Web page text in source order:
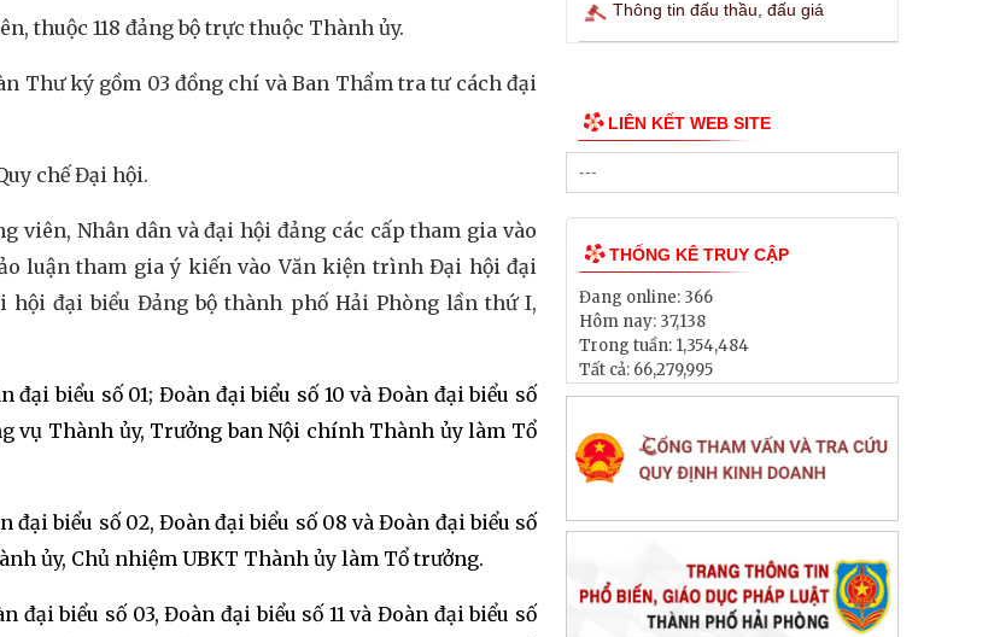
thuộc 118 đảng bộ trực thuộc Thành ủy.
Thư ký gồm 03 đồng chí và Ban Thẩm tra tư cách đại
chế Đại hội.
viên, Nhân dân và đại hội đảng các cấp tham gia vào
luận tham gia ý kiến vào Văn kiện trình Đại hội đại
đại biểu Đảng bộ thành phố Hải Phòng lần thứ I,
đại biểu số 01; Đoàn đại biểu số 10 và Đoàn đại biểu số
vụ Thành ủy, Trưởng ban Nội chính Thành ủy làm Tổ
đại biểu số 02, Đoàn đại biểu số 08 và Đoàn đại biểu số
ủy, Chủ nhiệm UBKT Thành ủy làm Tổ trưởng.
đại biểu số 03, Đoàn đại biểu số 11 và Đoàn đại biểu số
Thông tin đấu thầu, đấu giá
LIÊN KẾT WEB SITE
THỐNG KÊ TRUY CẬP
Đang online: 366
Hôm nay: 37,138
Trong tuần: 1,354,484
Tất cả: 66,279,995